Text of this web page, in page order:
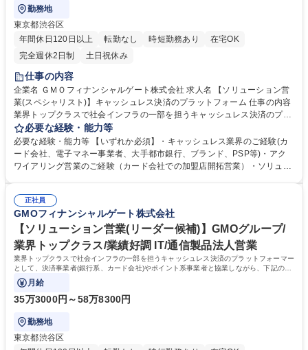
勤務地
東京都渋谷区
年間休日120日以上
転勤なし 時短勤務あり
在宅OK
完全週休2日制
土日祝休み
仕事の内容
企業名 ＧＭＯフィナンシャルゲート株式会社 求人名 【ソリューション営
業(スペシャリスト)】キャッシュレス決済のプラットフォーム 仕事の内容
業界トップクラスで社会インフラの一部を担うキャッシュレス決済のプラ
ットフォーマーとして、決済事業者(銀行系、カード会社)やポイント系事
業者と協業しながら、下記の業務をお願いします。 【業務内容詳細】 ■大
手アカウントに対する決済端末及び決済ソリューションの導入 ■クレジッ
トカード会社を中心としたアライアンス企業に対するビジネスプラン策定
【ソリューション営業(スペシャリスト)】キャッシュレス決済のプラット
フォーム
必要な経験・能力等
必要な経験・能力等 【いずれか必須】・キャッシュレス業界のご経験(カ
ード会社、電子マネー事業者、大手都市銀行、ブランド、PSP等)・アク
ワイアリング営業のご経験（カード会社での加盟店開拓営業）・ソリュー
す。キャッシュレス市場の拡がりとともに当社の業容も拡大中で、2020
年7月、グループ10社目の上場企業として、東証マザーズ市場（現在はグ
ロース市場）に株式公開。2025年6月には東証プライム市場に市場区分を
変更するとともに、現在も堅調な業績推移となっております。 学歴・資格
学歴：大学院 大学 語学力： 資格：
正社員
GMOフィナンシャルゲート株式会社
【ソリューション営業(リーダー候補)】GMOグループ/
業界トップクラス/業績好調 IT/通信製品法人営業
業界トップクラスで社会インフラの一部を担うキャッシュレス決済のプラットフォーマー
として、決済事業者(銀行系、カード会社)やポイント系事業者と協業しながら、下記の業
務をお任せいたします。
月給
35万3000円～58万8300円
勤務地
東京都渋谷区